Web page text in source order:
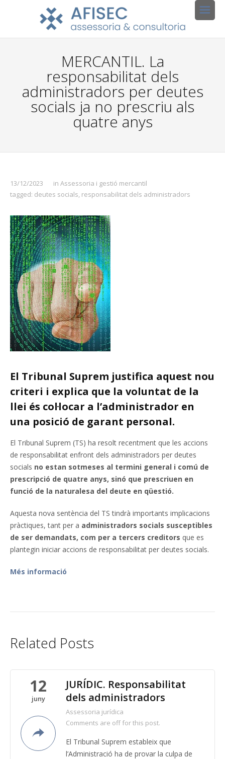
MERCANTIL. La
responsabilitat dels
administradors per deutes
socials ja no prescriu als
quatre anys
13/12/2023 in Assessoria i gestió mercantil
tagged: deutes socials, responsabilitat dels administradors
El Tribunal Suprem justifica aquest nou
criteri i explica que la voluntat de la
llei és col·locar a l’administrador en
una posició de garant personal.
El Tribunal Suprem (TS) ha resolt recentment que les accions
de responsabilitat enfront dels administradors per deutes
socials no estan sotmeses al termini general i comú de
prescripció de quatre anys, sinó que prescriuen en
funció de la naturalesa del deute en qüestió.
Aquesta nova sentència del TS tindrà importants implicacions
pràctiques, tant per a administradors socials susceptibles
de ser demandats, com per a tercers creditors que es
plantegin iniciar accions de responsabilitat per deutes socials.
Més informació
Related Posts
12
juny
JURÍDIC. Responsabilitat
dels administradors
Assessoria jurídica
Comments are off for this post.
El Tribunal Suprem estableix que
l’Administració ha de provar la culpa de